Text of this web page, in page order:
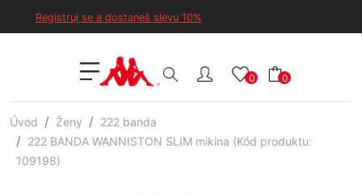
Registruj se a dostaneš slevu 10%
0 0
Úvod Ženy
222 banda
222 BANDA WANNISTON SLIM mikina (Kód produktu:
109198)